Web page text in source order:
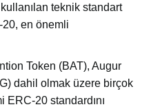
teknik standart
20, en önemli
Token (BAT), Augur
dahil olmak üzere birçok
ERC-20 standardını